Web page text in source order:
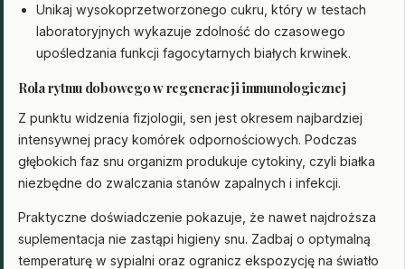
Unikaj wysokoprzetworzonego cukru, który w testach
laboratoryjnych wykazuje zdolność do czasowego
upośledzania funkcji fagocytarnych białych krwinek.
Rola rytmu dobowego w regeneracji immunologicznej
Z punktu widzenia fizjologii, sen jest okresem najbardziej
intensywnej pracy komórek odpornościowych. Podczas
głębokich faz snu organizm produkuje cytokiny, czyli białka
niezbędne do zwalczania stanów zapalnych i infekcji.
Praktyczne doświadczenie pokazuje, że nawet najdroższa
suplementacja nie zastąpi higieny snu. Zadbaj o optymalną
temperaturę w sypialni oraz ogranicz ekspozycję na światło